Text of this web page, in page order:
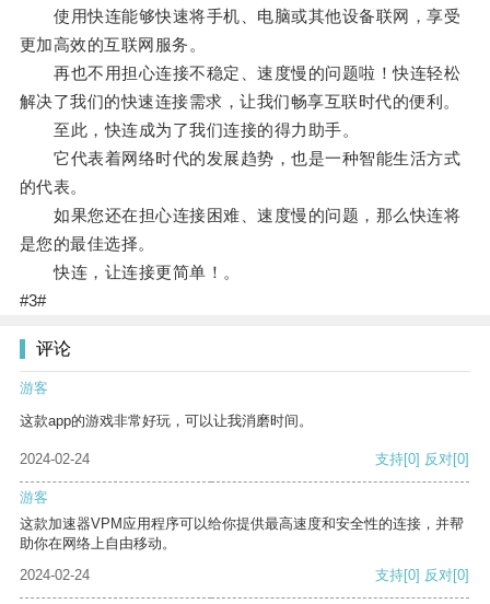
使用快连能够快速将手机、电脑或其他设备联网，享受
更加高效的互联网服务。
再也不用担心连接不稳定、速度慢的问题啦！快连轻松
解决了我们的快速连接需求，让我们畅享互联时代的便利。
至此，快连成为了我们连接的得力助手。
它代表着网络时代的发展趋势，也是一种智能生活方式
的代表。
如果您还在担心连接困难、速度慢的问题，那么快连将
是您的最佳选择。
快连，让连接更简单！。
#3#
评论
游客
这款app的游戏非常好玩，可以让我消磨时间。
2024-02-24 支持[0] 反对[0]
游客
这款加速器VPM应用程序可以给你提供最高速度和安全性的连接，并帮
助你在网络上自由移动。
2024-02-24
支持[0] 反对[0]